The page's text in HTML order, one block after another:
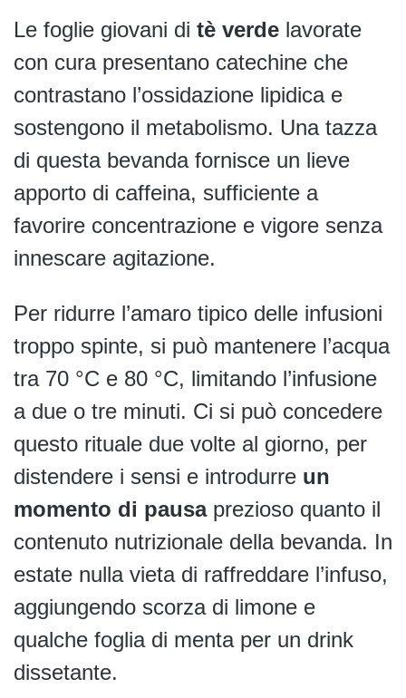
Le foglie giovani di tè verde lavorate
con cura presentano catechine che
contrastano l’ossidazione lipidica e
sostengono il metabolismo. Una tazza
di questa bevanda fornisce un lieve
apporto di caffeina, sufficiente a
favorire concentrazione e vigore senza
innescare agitazione.
Per ridurre l’amaro tipico delle infusioni
troppo spinte, si può mantenere l’acqua
tra 70 °C e 80 °C, limitando l’infusione
a due o tre minuti. Ci si può concedere
questo rituale due volte al giorno, per
distendere i sensi e introdurre un
momento di pausaprezioso quanto il
contenuto nutrizionale della bevanda. In
estate nulla vieta di raffreddare l’infuso,
aggiungendo scorza di limone e
qualche foglia di menta per un drink
dissetante.